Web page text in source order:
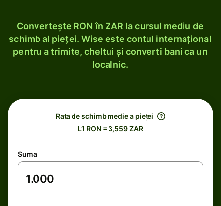
Convertește RON în ZAR la cursul mediu de
schimb al pieței. Wise este contul internațional
pentru a trimite, cheltui și converti bani ca un
localnic.
Rata de schimb medie a pieței
L1 RON = 3,559 ZAR
Suma